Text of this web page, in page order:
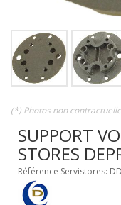
(*) Photos non
SUPPORT
STORES
Référence Servistores: